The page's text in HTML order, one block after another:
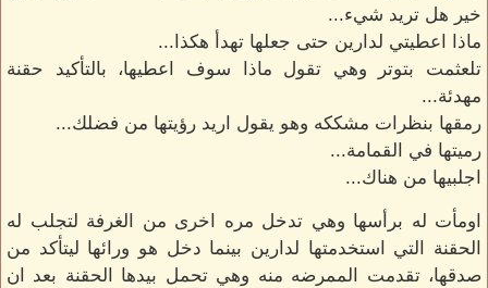
خير هل تريد شيء...
ماذا اعطيتي لدارين حتى جعلها تهدأ هكذا...
تلعثمت بتوتر وهي تقول ماذا سوف اعطيها، بالتأكيد حقنة
مهدئة...
رمقها بنظرات مشككه وهو يقول اريد رؤيتها من فضلك...
رميتها في القمامة...
اجلبيها من هناك...
اومأت له برأسها وهي تدخل مره اخرى من الغرفة لتجلب له
الحقنة التي استخدمتها لدارين بينما دخل هو ورائها ليتأكد من
صدقها، تقدمت الممرضه منه وهي تحمل بيدها الحقنة بعد ان